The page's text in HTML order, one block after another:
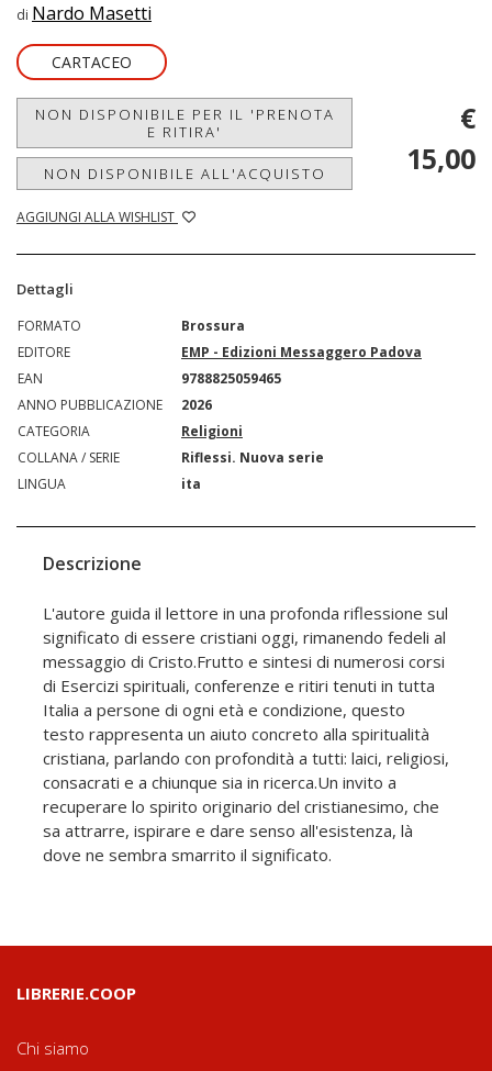
di Nardo Masetti
CARTACEO
NON DISPONIBILE PER IL 'PRENOTA
E RITIRA'
NON DISPONIBILE ALL'ACQUISTO
AGGIUNGI ALLA WISHLIST
€
15,00
Dettagli
FORMATO
Brossura
EDITORE
EMP - Edizioni Messaggero Padova
EAN
9788825059465
ANNO PUBBLICAZIONE
2026
CATEGORIA
Religioni
COLLANA / SERIE
Riflessi. Nuova serie
LINGUA
ita
Descrizione
L'autore guida il lettore in una profonda riflessione sul
significato di essere cristiani oggi, rimanendo fedeli al
messaggio di Cristo.Frutto e sintesi di numerosi corsi
di Esercizi spirituali, conferenze e ritiri tenuti in tutta
Italia a persone di ogni età e condizione, questo
testo rappresenta un aiuto concreto alla spiritualità
cristiana, parlando con profondità a tutti: laici, religiosi,
consacrati e a chiunque sia in ricerca.Un invito a
recuperare lo spirito originario del cristianesimo, che
sa attrarre, ispirare e dare senso all'esistenza, là
dove ne sembra smarrito il significato.
LIBRERIE.COOP
Chi siamo